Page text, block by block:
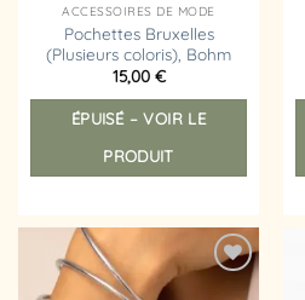
ACCESSOIRES DE MODE
Pochettes Bruxelles
(Plusieurs coloris), Bohm
15,00 €
ÉPUISÉ – VOIR LE
PRODUIT
Ce
options
peuvent
Ajouter